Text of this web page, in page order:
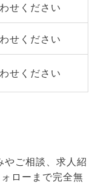
せください
せください
せください
やご相談、求人紹
ローまで完全無